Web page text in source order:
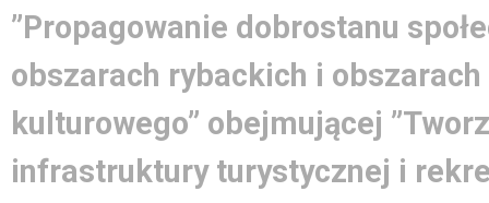
”Propagowanie dobrostanu
obszarach rybackich i
kulturowego” obejmującej
infrastruktury turystycznej i